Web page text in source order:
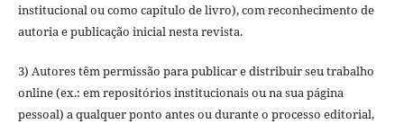
institucional ou como capítulo de livro), com reconhecimento de
autoria e publicação inicial nesta revista.
3) Autores têm permissão para publicar e distribuir seu trabalho
online (ex.: em repositórios institucionais ou na sua página
pessoal) a qualquer ponto antes ou durante o processo editorial,